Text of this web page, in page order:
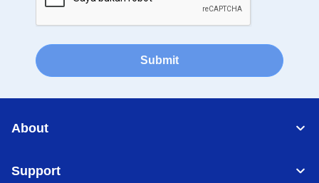
Submit
About
Support